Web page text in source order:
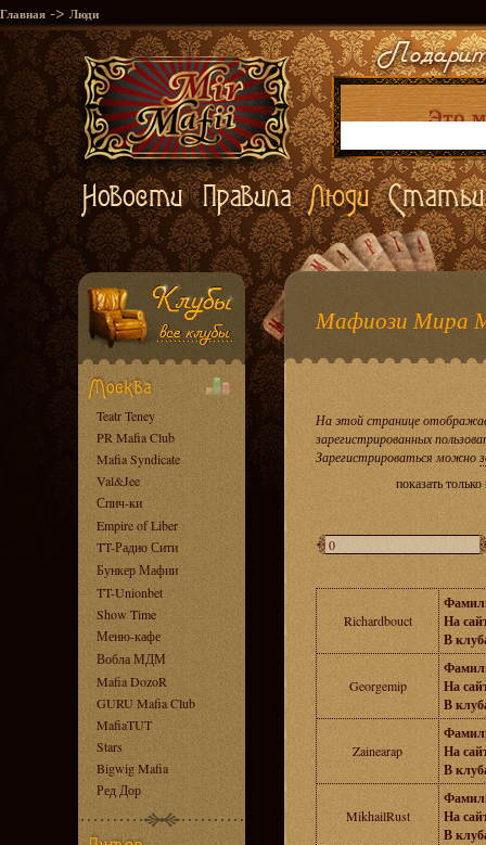
Главная -> Люди
Teatr Teney
PR Mafia Club
Mafia Syndicate
Val&Jee
Спич-ки
Empire of Liber
TT-Радио Сити
Бункер Мафии
TT-Unionbet
Show Time
Меню-кафе
Вобла МДМ
Mafia DozoR
GURU Mafia Club
MafiaTUT
Stars
Bigwig Mafia
Ред Дор
Мафиози Мира
На этой странице
зарегистрированных
Зарегистрироваться можно
показать
Richardbouct
На
В
Georgemip
На
В
Zainearap
На
В
MikhailRust
На
В